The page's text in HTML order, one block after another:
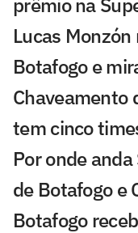
prêmio na
Lucas
Botafogo e
Chaveamento
tem cinco
Por onde
de Botafogo e
Botafogo